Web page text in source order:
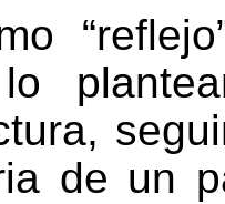
de un